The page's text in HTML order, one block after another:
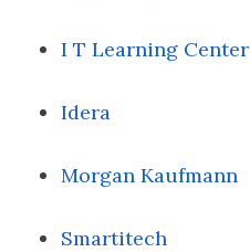
I T Learning Center
Idera
Morgan Kaufmann
Smartitech